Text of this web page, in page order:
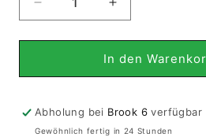
Verringere
die
Menge
Gabbeh
(296x203
cm)
Erhöhe
die
Menge
für
Gabbeh
(296x203
cm)
In den
Abholung bei Brook 6 verfügbar
Gewöhnlich fertig in 24 Stunden